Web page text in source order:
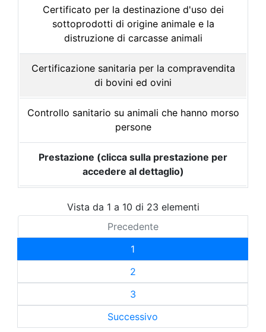
Certificato per la destinazione d'uso dei
sottoprodotti di origine animale e la
distruzione di carcasse animali
Certificazione sanitaria per la compravendita
di bovini ed ovini
Controllo sanitario su animali che hanno morso
persone
Prestazione (clicca sulla prestazione per
accedere al dettaglio)
Vista da 1 a 10 di 23 elementi
Precedente
1
2
3
Successivo